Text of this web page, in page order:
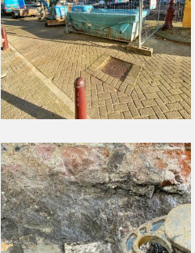
Amsterdam
(2)
(foto
website)
10210317
Brouwersgracht
29
Amsterdam